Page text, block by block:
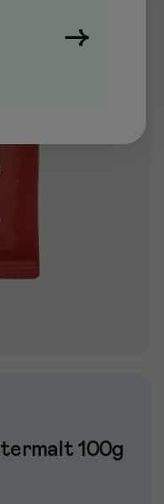
100g
→